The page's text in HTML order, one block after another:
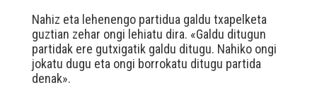
Nahiz eta lehenengo partidua galdu txapelketa
guztian zehar ongi lehiatu dira. «Galdu ditugun
partidak ere gutxigatik galdu ditugu. Nahiko ongi
jokatu dugu eta ongi borrokatu ditugu partida
denak».